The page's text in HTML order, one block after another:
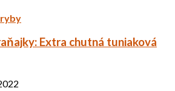
Extra chutná tuniaková